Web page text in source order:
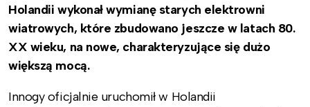
Holandii wykonał wymianę starych elektrowni
wiatrowych, które zbudowano jeszcze w latach 80.
XX wieku, na nowe, charakteryzujące się dużo
większą mocą.
Innogy oficjalnie uruchomił w Holandii